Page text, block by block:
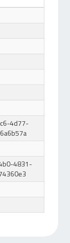
4d77-
4831-